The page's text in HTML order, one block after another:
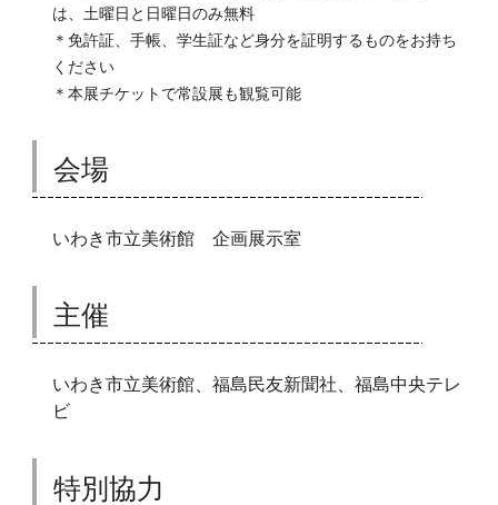
は、土曜日と日曜日のみ無料
＊免許証、手帳、学生証など身分を証明するものをお持ち
ください
＊本展チケットで常設展も観覧可能
会場
いわき市立美術館 企画展示室
主催
いわき市立美術館、福島民友新聞社、福島中央テレ
ビ
特別協力